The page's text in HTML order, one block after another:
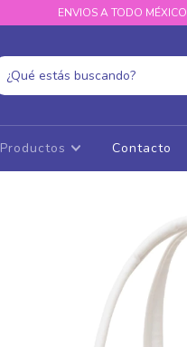
ENVIOS A TODO
Productos Contacto